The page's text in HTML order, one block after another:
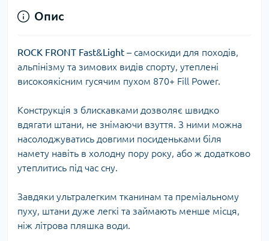
Опис
ROCK FRONT Fast&Light – самоскиди для походів,
альпінізму та зимових видів спорту, утеплені
високоякісним гусячим пухом 870+ Fill Power.
Конструкція з блискавками дозволяє швидко
вдягати штани, не знімаючи взуття. З ними можна
насолоджуватись довгими посиденьками біля
намету навіть в холодну пору року, або ж додатково
утеплитись під час сну.
Завдяки ультралегким тканинам та преміальному
пуху, штани дуже легкі та займають менше місця,
ніж літрова пляшка води.